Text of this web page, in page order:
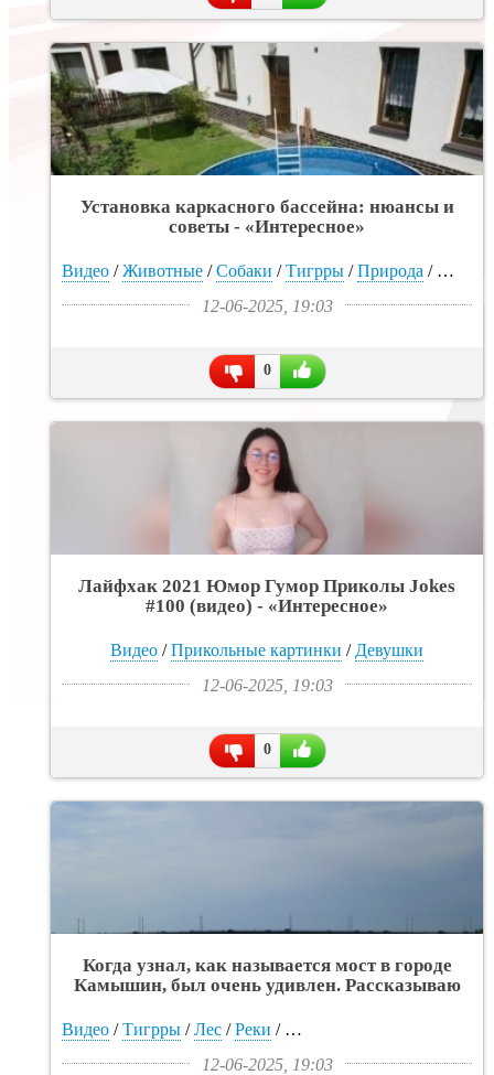
Установка каркасного бассейна: нюансы и
советы - «Интересное»
Видео /Животные /Собаки /Тигрры /Природа / Лес
12-06-2025, 19:03
0
Лайфхак 2021 Юмор Гумор Приколы Jokes
#100 (видео) - «Интересное»
Видео /Прикольные картинки / Девушки
12-06-2025, 19:03
0
Когда узнал, как называется мост в городе
Камышин, был очень удивлен. Рассказываю
Видео /Тигрры /Лес /Реки / Прикольные картинки
12-06-2025, 19:03